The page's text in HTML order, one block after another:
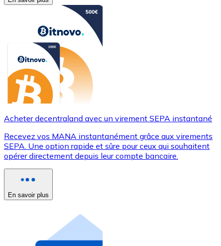
Acheter decentraland avec un virement SEPA instantané
Recevez vos MANA instantanément grâce aux virements
SEPA. Une option rapide et sûre pour ceux qui souhaitent
opérer directement depuis leur compte bancaire.
En savoir plus